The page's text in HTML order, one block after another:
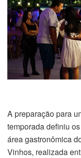
A preparação para
temporada definiu
área gastronômica
Vinhos, realizada